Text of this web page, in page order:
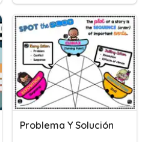
Problema Y Solución